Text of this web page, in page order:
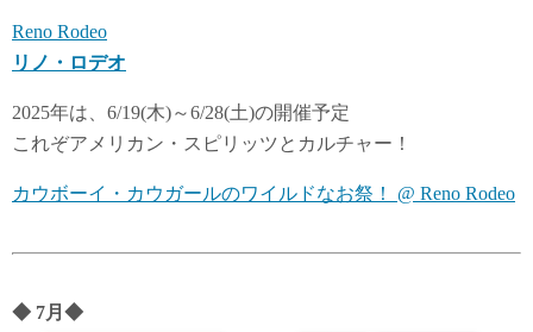
Reno Rodeo
リノ・ロデオ
2025年は、6/19(木)～6/28(土)の開催予定
これぞアメリカン・スピリッツとカルチャー！
カウボーイ・カウガールのワイルドなお祭！ @ Reno Rodeo
◆ 7月 ◆